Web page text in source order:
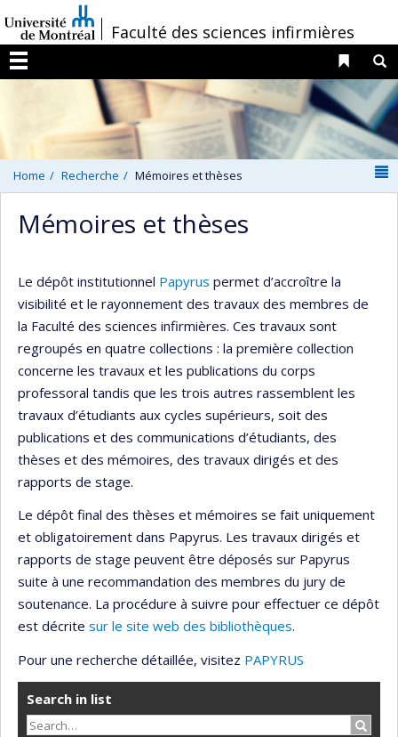
au
contenu
/Faculté des sciences infirmières
Menu
Liens
Home Recherche Mémoires et thèses
Mémoires et thèses
Le dépôt institutionnel Papyrus permet d’accroître la
visibilité et le rayonnement des travaux des membres de
la Faculté des sciences infirmières. Ces travaux sont
regroupés en quatre collections : la première collection
concerne les travaux et les publications du corps
professoral tandis que les trois autres rassemblent les
travaux d’étudiants aux cycles supérieurs, soit des
publications et des communications d’étudiants, des
thèses et des mémoires, des travaux dirigés et des
rapports de stage.
Le dépôt final des thèses et mémoires se fait uniquement
et obligatoirement dans Papyrus. Les travaux dirigés et
rapports de stage peuvent être déposés sur Papyrus
suite à une recommandation des membres du jury de
soutenance. La procédure à suivre pour effectuer ce dépôt
est décrite sur le site web des bibliothèques.
Pour une recherche détaillée, visitez PAPYRUS
Search in list